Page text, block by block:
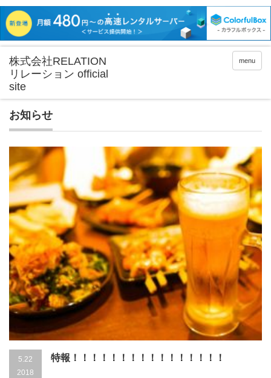
menu
お知らせ
5.22
2018
特報！！！！！！！！！！！！！！！！